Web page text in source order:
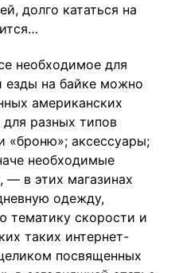
долго кататься на
необходимое для
езды на байке можно
американских
для разных типов
«броню»; аксессуары;
необходимые
— в этих магазинах
одежду,
тематику скорости и
таких интернет-
посвященных